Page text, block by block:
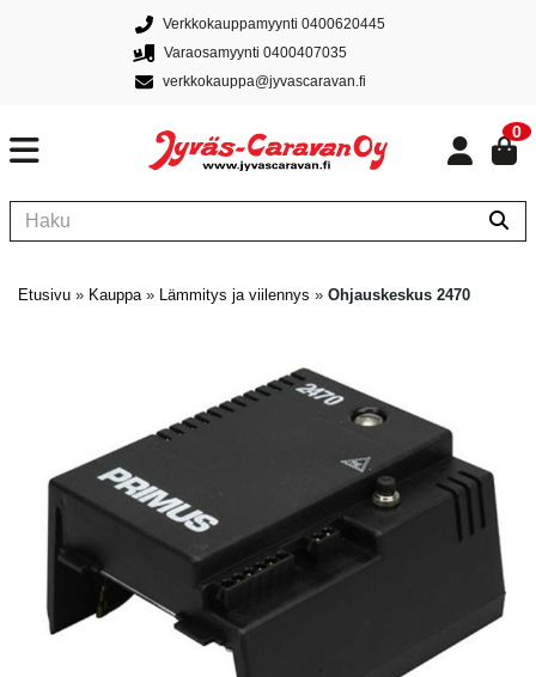
Verkkokauppamyynti 0400620445
Varaosamyynti 0400407035
verkkokauppa@jyvascaravan.fi
0
Etusivu » Kauppa» Lämmitys ja viilennys » Ohjauskeskus 2470